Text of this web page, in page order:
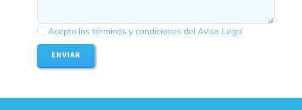
Acepto los términos y condiciones del Aviso Legal
ENVIAR